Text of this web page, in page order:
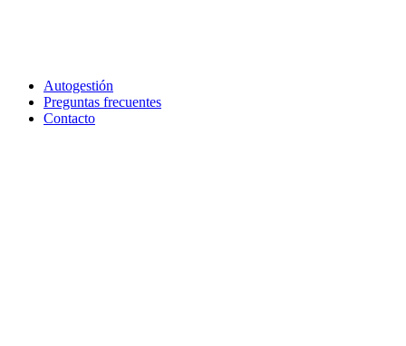
Autogestión
Preguntas frecuentes
Contacto